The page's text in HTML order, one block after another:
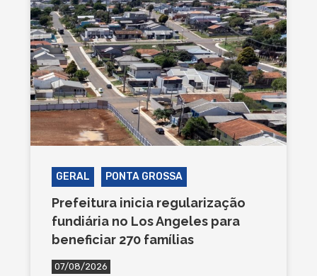
GERAL PONTA GROSSA
Prefeitura inicia regularização
fundiária no Los Angeles para
beneficiar 270 famílias
07/08/2026